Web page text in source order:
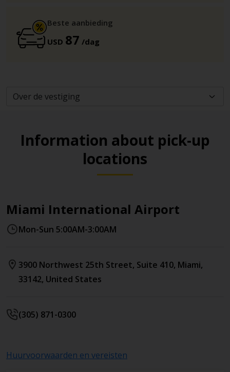
Beste aanbieding
USD 87 /dag
Information about pick-up
locations
Miami International Airport
Mon-Sun 5:00AM-3:00AM
3900 Northwest 25th Street, Suite 410, Miami,
33142, United States
(305) 871-0300
Huurvoorwaarden en vereisten